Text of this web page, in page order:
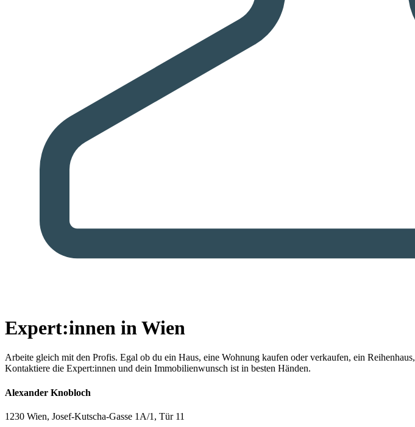
Expert:innen in Wien
Arbeite gleich mit den Profis. Egal ob du ein Haus, eine Wohnung kaufen oder verkaufen, ein
Kontaktiere die Expert:innen und dein Immobilienwunsch ist in besten Händen.
Alexander Knobloch
1230 Wien, Josef-Kutscha-Gasse 1A/1, Tür 11